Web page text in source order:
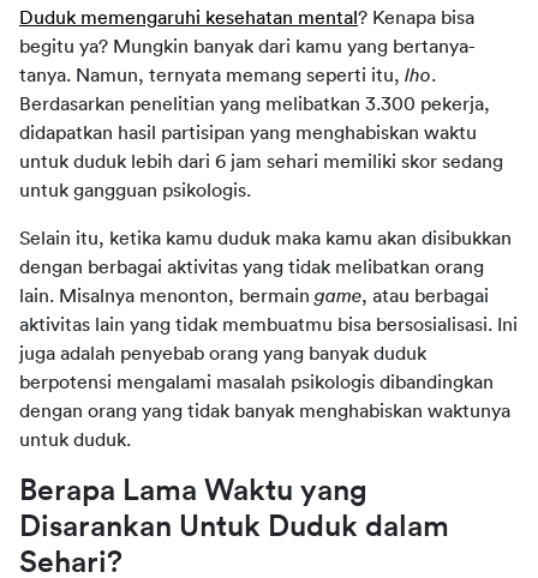
Duduk memengaruhi kesehatan mental ? Kenapa bisa
begitu ya? Mungkin banyak dari kamu yang bertanya-
tanya. Namun, ternyata memang seperti itu, lho.
Berdasarkan penelitian yang melibatkan 3.300 pekerja,
didapatkan hasil partisipan yang menghabiskan waktu
untuk duduk lebih dari 6 jam sehari memiliki skor sedang
untuk gangguan psikologis.
Selain itu, ketika kamu duduk maka kamu akan disibukkan
dengan berbagai aktivitas yang tidak melibatkan orang
lain. Misalnya menonton, bermain game, atau berbagai
aktivitas lain yang tidak membuatmu bisa bersosialisasi. Ini
juga adalah penyebab orang yang banyak duduk
berpotensi mengalami masalah psikologis dibandingkan
dengan orang yang tidak banyak menghabiskan waktunya
untuk duduk.
Berapa Lama Waktu yang
Disarankan Untuk Duduk dalam
Sehari?